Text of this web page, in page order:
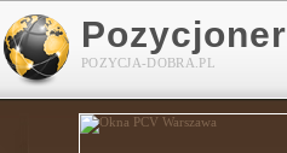
Pozycjoner
POZYCJA-DOBRA.PL